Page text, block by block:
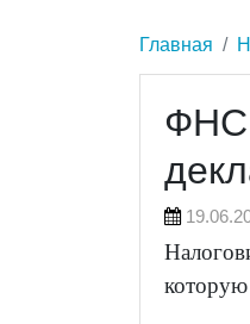
Главная
ФНС
которую